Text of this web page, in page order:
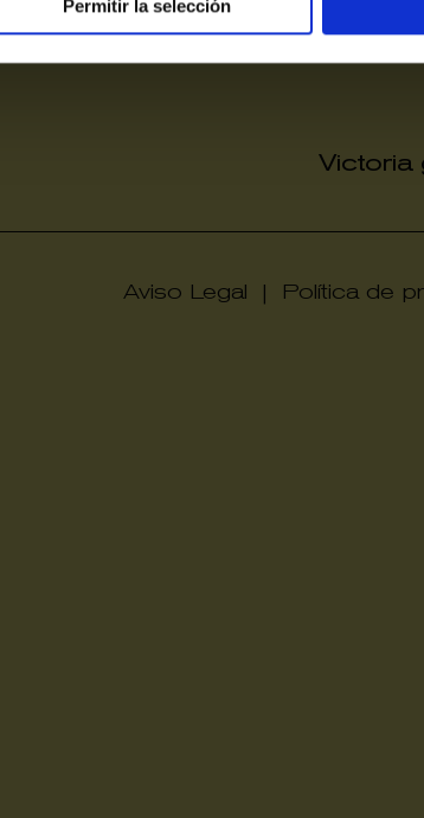
Permitir la selección
Victoria
Aviso Legal | Política de